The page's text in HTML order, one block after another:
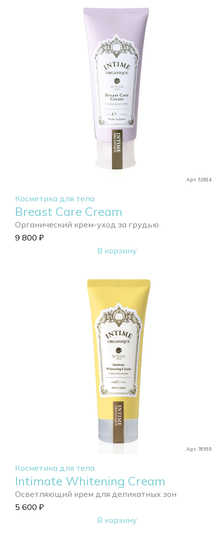
Арт. 52814
Косметика для тела
Breast Care Cream
Органический крем-уход за грудью
9 800 ₽
В корзину
Арт. 76555
Косметика для тела
Intimate Whitening Cream
Осветляющий крем для деликатных зон
5 600 ₽
В корзину